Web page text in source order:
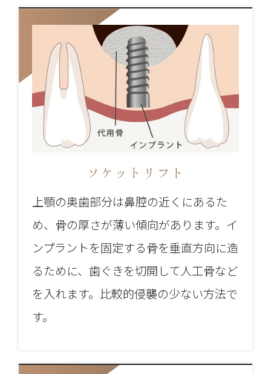
ソケットリフト
上顎の奥歯部分は鼻腔の近くにあるた
め、骨の厚さが薄い傾向があります。イ
ンプラントを固定する骨を垂直方向に造
るために、歯ぐきを切開して人工骨など
を入れます。比較的侵襲の少ない方法で
す。